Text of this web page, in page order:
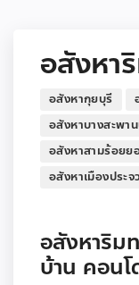
อสังหา
อสังหากุยบุรี
อสังหาบางสะพา
อสังหาสามร้อยย
อสังหาเมืองประ
อสังหาริม
บ้าน คอน